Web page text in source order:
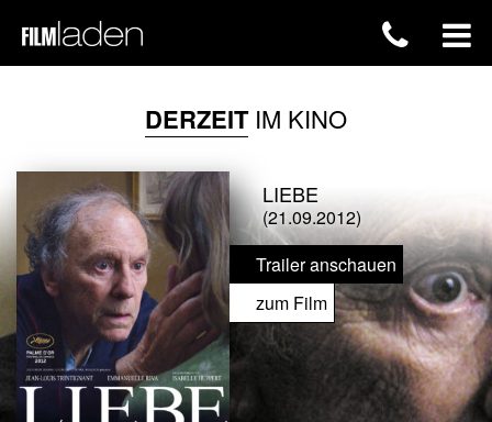
DERZEITIM KINO
LIEBE
(21.09.2012)
Trailer anschauen
zum Film